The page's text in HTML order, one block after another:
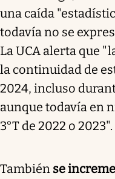
una caída
todavía no se
La UCA alerta que
la continuidad de
2024, incluso
aunque todavía en
3°T de 2022 o 2023".
También se